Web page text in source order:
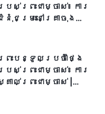
របស់ព្រះជាម្ចាស់៖ ការ
នុំជម្រះនៅគ្រាចុង
ព្រះបន្ទូលប្រចាំថ្ងៃ
របស់ព្រះជាម្ចាស់៖ ការ
គាល់ព្រះជាម្ចាស់ |